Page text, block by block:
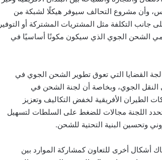
وأن مشروع التحالف سيوفر هيكلًا لشبكة من
جانب التكلفة مثل المشتريات المشتركة أو التوفير
الشحن الجوي الذي سيكون مكونًا أساسيًا في
القضايا التي تعوق تطوير الشحن الجوي في
النقل الجوي، وبخاصة أن لجنة الشحن في
الطيران الأفريقية لخفض التكاليف وتعزيز
تحدد اللجنة مجالات للضغط على السلطات لتسهيل
وتحسين البنية التحتية للشحن.
أشكال أخرى للتعاون كمشاركة الموارد بين